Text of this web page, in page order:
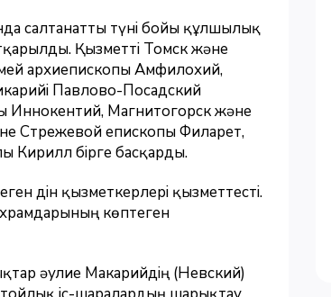
салтанатты түні бойы құлшылық
Қызметті Томск және
архиепископы Амфилохий,
Павлово-Посадский
Иннокентий, Магнитогорск және
Стрежевой епископы Филарет,
Кирилл бірге басқарды.
дін қызметкерлері қызметтесті.
көптеген
әулие Макарийдің (Невский)